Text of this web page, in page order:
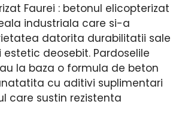
Faurei : betonul elicopterizat
industriala care si-a
datorita durabilitatii sale
deosebit. Pardoselile
la baza o formula de beton
cu aditivi suplimentari
care sustin rezistenta